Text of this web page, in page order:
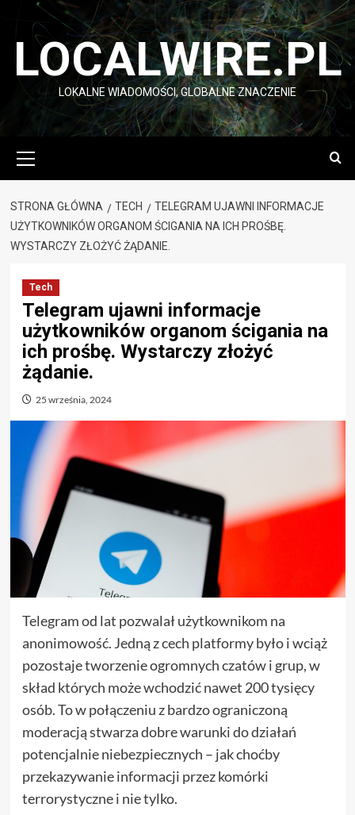
Przejdź
LOCALWIRE.PL
LOKALNE WIADOMOŚCI, GLOBALNE ZNACZENIE
główne
STRONA GŁÓWNA TECH
TELEGRAM UJAWNI INFORMACJE
UŻYTKOWNIKÓW ORGANOM ŚCIGANIA NA ICH PROŚBĘ.
WYSTARCZY ZŁOŻYĆ ŻĄDANIE.
Tech
Telegram ujawni informacje
użytkowników organom ścigania na
ich prośbę. Wystarczy złożyć
żądanie.
25 września, 2024
Telegram od lat pozwalał użytkownikom na
anonimowość. Jedną z cech platformy było i wciąż
pozostaje tworzenie ogromnych czatów i grup, w
skład których może wchodzić nawet 200 tysięcy
osób. To w połączeniu z bardzo ograniczoną
moderacją stwarza dobre warunki do działań
potencjalnie niebezpiecznych – jak choćby
przekazywanie informacji przez komórki
terrorystyczne i nie tylko.